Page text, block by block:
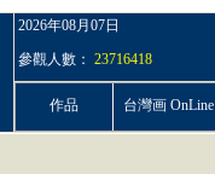
2026年08月07日
參觀人數： 23716418
作品 台灣画 OnLine